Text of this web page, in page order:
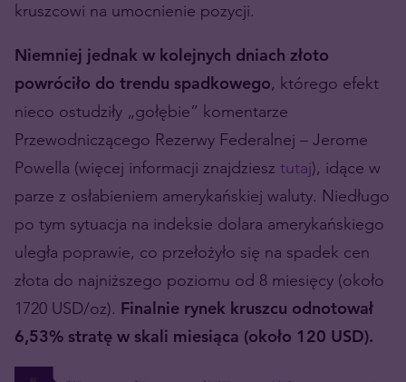
kruszcowi na umocnienie pozycji.
Niemniej jednak w kolejnych dniach złoto
powróciło do trendu spadkowego, którego efekt
nieco ostudziły „gołębie” komentarze
Przewodniczącego Rezerwy Federalnej – Jerome
Powella (więcej informacji znajdziesz tutaj), idące w
parze z osłabieniem amerykańskiej waluty. Niedługo
po tym sytuacja na indeksie dolara amerykańskiego
uległa poprawie, co przełożyło się na spadek cen
złota do najniższego poziomu od 8 miesięcy (około
1720 USD/oz). Finalnie rynek kruszcu odnotował
6,53% stratę w skali miesiąca (około 120 USD).